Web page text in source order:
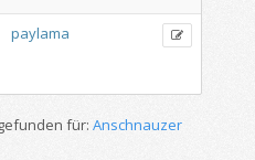
paylama
für: Anschnauzer